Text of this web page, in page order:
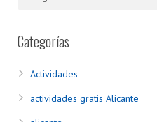
Categorías
Actividades
actividades gratis Alicante